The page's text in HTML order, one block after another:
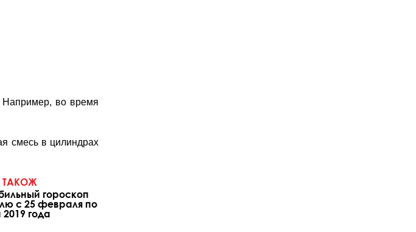
Например, во время
смесь в цилиндрах
ТАКОЖ
гороскоп
с 25 февраля по
года